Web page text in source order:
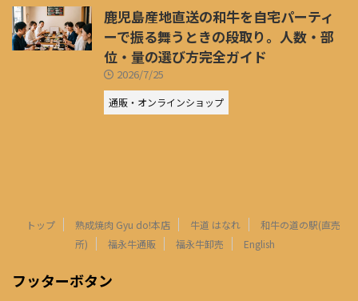
鹿児島産地直送の和牛を自宅パーティ
ーで振る舞うときの段取り。人数・部
位・量の選び方完全ガイド
2026/7/25
通販・オンラインショップ
トップ 熟成焼肉 Gyu do!本店 牛道 はなれ
和牛の道の駅(直売
所)
福永牛通販 福永牛卸売 English
フッターボタン